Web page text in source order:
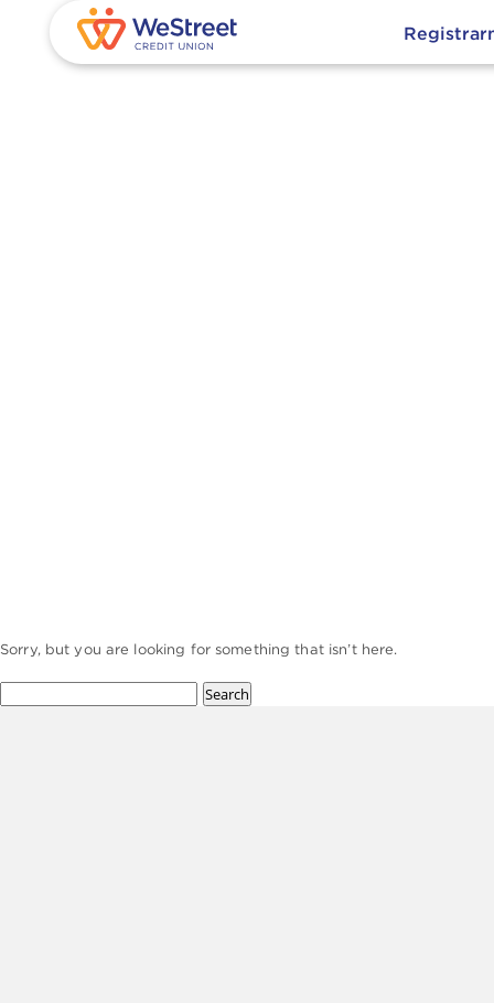
Post
Sorry, but you are looking for something that isn’t here.
for: